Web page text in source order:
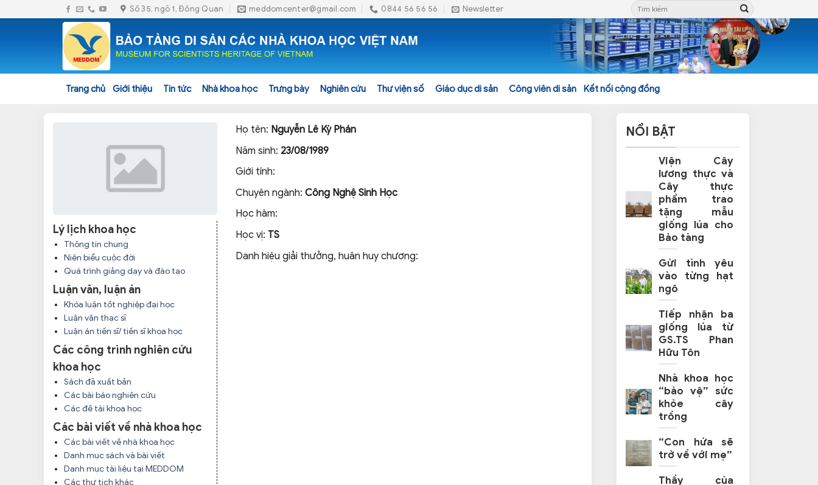
to
Số 35, ngõ 1, Đông Quan meddomcenter@gmail.com 0844 56 56 56 Newsletter
Trang chủ Giới thiệu Tin tức Nhà khoa học Trưng bày Nghiên cứu Thư viện số Giáo dục di sản Công viên di sản Kết nối cộng đồng
Lý lịch khoa học
Thông tin chung
Niên biểu cuộc đời
Quá trình giảng dạy và đào tạo
Luận văn, luận án
Khóa luận tốt nghiệp đại học
Luận văn thạc sĩ
Luận án tiến sĩ/ tiến sĩ khoa học
Các công trình nghiên cứu
khoa học
Sách đã xuất bản
Các bài báo nghiên cứu
Các đề tài khoa học
Các bài viết về nhà khoa học
Các bài viết về nhà khoa học
Danh mục sách và bài viết
Danh mục tài liệu tại MEDDOM
Các thư tịch khác
Họ tên: Nguyễn Lê Kỳ Phán
Năm sinh: 23/08/1989
Giới tính:
Chuyên ngành: Công Nghệ Sinh Học
Học hàm:
Học vị: TS
Danh hiệu giải thưởng, huân huy chương:
NỔI BẬT
Viện Cây
lương thực và
Cây thực
phẩm trao
tặng mẫu
giống lúa cho
Bảo tàng
Gửi tình yêu
vào từng hạt
ngô
Tiếp nhận ba
giống lúa từ
GS.TS Phan
Hữu Tôn
Nhà khoa học
“bảo vệ” sức
khỏe cây
trồng
“Con hứa sẽ
trở về với mẹ”
Thầy của